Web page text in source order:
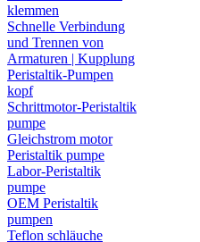
klemmen
Schnelle Verbindung
und Trennen von
Armaturen | Kupplung
Peristaltik-Pumpen
kopf
Schrittmotor-Peristaltik
pumpe
Gleichstrom motor
Peristaltik pumpe
Labor-Peristaltik
pumpe
OEM Peristaltik
pumpen
Teflon schläuche